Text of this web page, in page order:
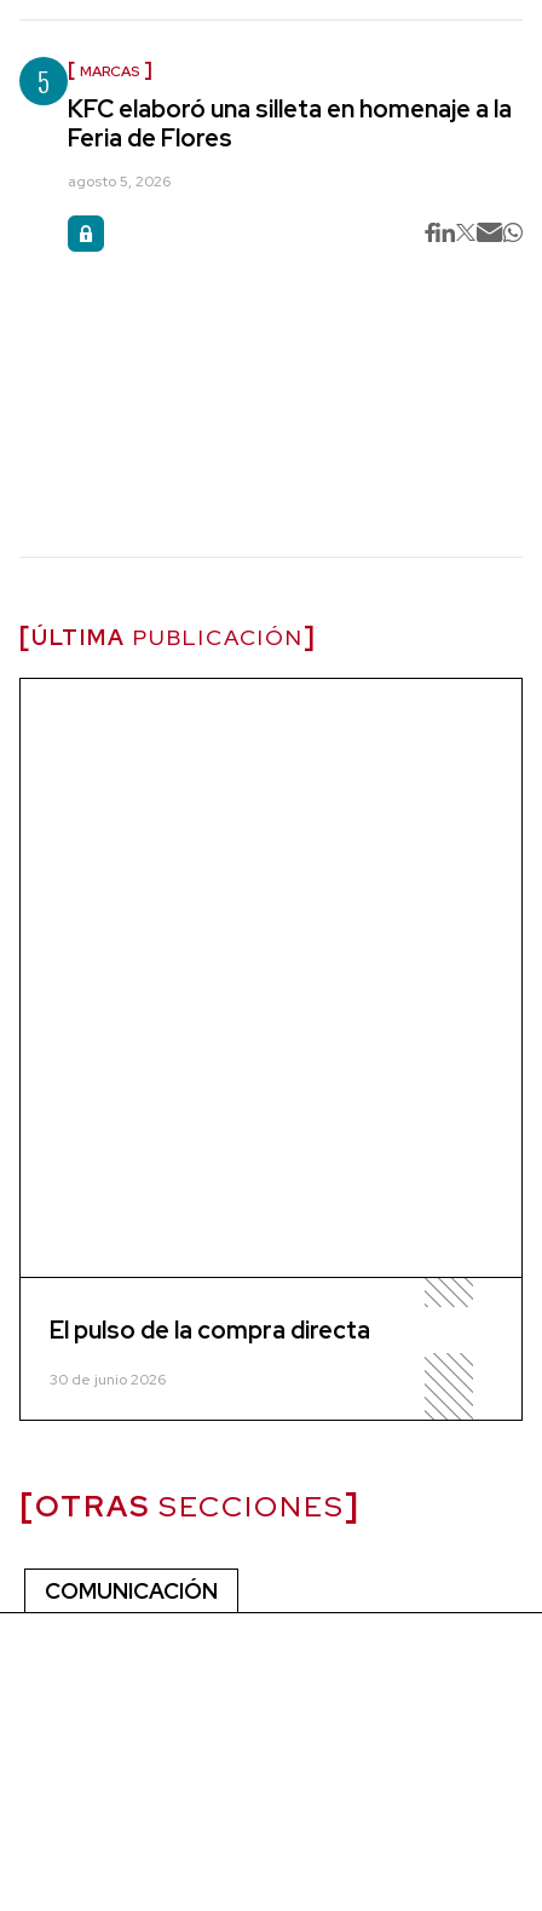
5 MARCAS
KFC elaboró una silleta en homenaje a la
Feria de Flores
agosto 5, 2026
ÚLTIMA PUBLICACIÓN
El pulso de la compra directa
30 de junio 2026
OTRAS SECCIONES
COMUNICACIÓN